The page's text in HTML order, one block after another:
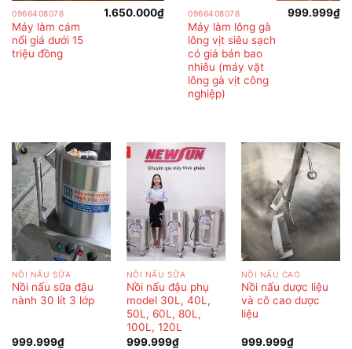
0966408078
Máy làm cám
nổi giá dưới 15
triệu đồng
1.650.000₫ 0966408078
Máy làm lông gà
lông vịt siêu sạch
có giá bán bao
nhiêu (máy vặt
lông gà vịt công
nghiệp)
999.999₫
NỒI NẤU SỮA
Nồi nấu sữa đậu
nành 30 lít 3 lớp
999.999₫
NỒI NẤU SỮA
Nồi nấu đậu phụ
model 30L, 40L,
50L, 60L, 80L,
100L, 120L
999.999₫
NỒI NẤU CAO
Nồi nấu dược liệu
và cô cao dược
liệu
999.999₫